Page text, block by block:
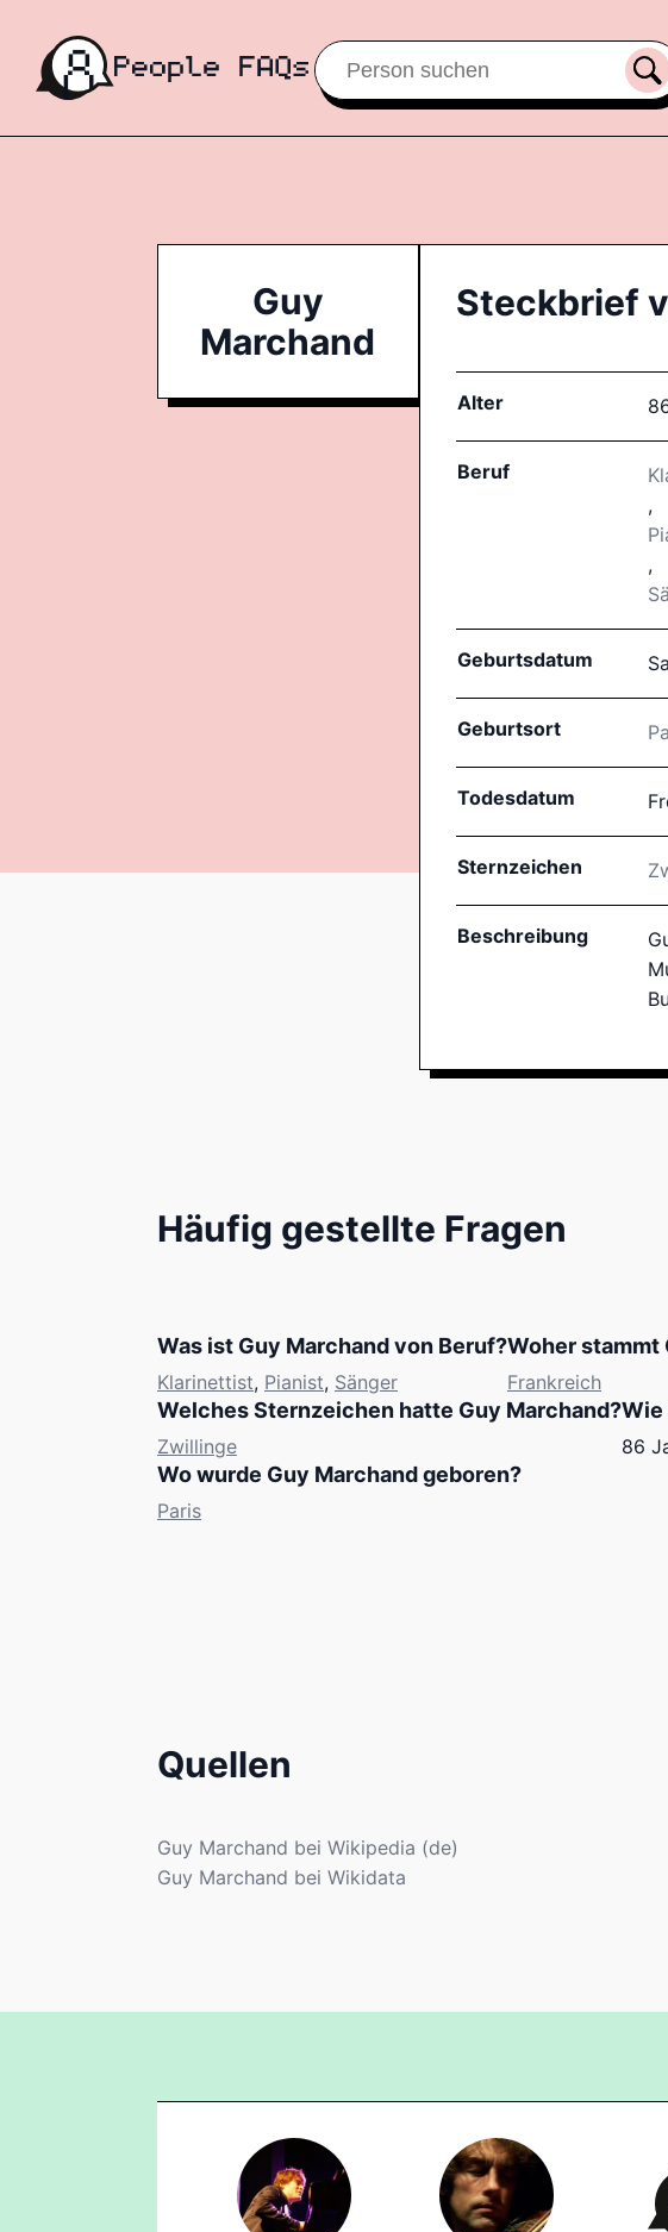
Guy
Marchand
Steckbrief
Alter
Beruf
,
,
Geburtsdatum
Geburtsort
Todesdatum
Sternzeichen
Beschreibung
Häufig gestellte Fragen
Was ist Guy Marchand von Beruf?
Klarinettist, Pianist, Sänger
Woher stammt
Frankreich
Welches Sternzeichen hatte Guy Marchand?
Zwillinge
Wie
86
Wo wurde Guy Marchand geboren?
Paris
Quellen
Guy Marchand bei Wikipedia (de)
Guy Marchand bei Wikidata